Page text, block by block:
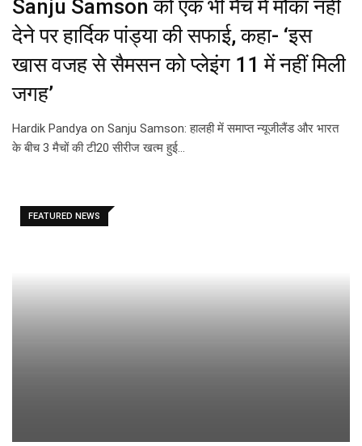
Sanju Samson को एक भी मैच में मौका नहीं
देने पर हार्दिक पांड्या की सफाई, कहा- ‘इस
खास वजह से सैमसन को प्लेइंग 11 में नहीं मिली
जगह’
Hardik Pandya on Sanju Samson: हालही में समाप्त न्यूजीलैंड और भारत
के बीच 3 मैचों की टी20 सीरीज खत्म हुई…
FEATURED NEWS